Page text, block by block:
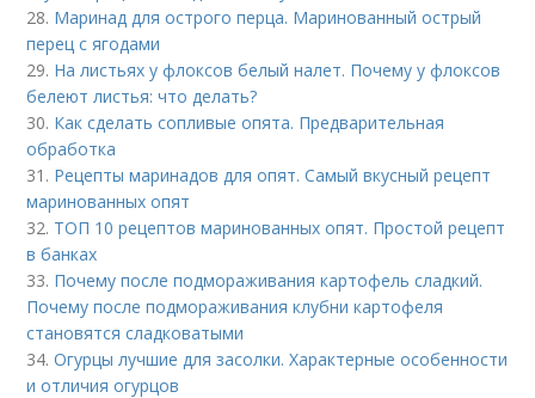
28. Маринад для острого перца. Маринованный острый
перец с ягодами
29. На листьях у флоксов белый налет. Почему у флоксов
белеют листья: что делать?
30. Как сделать сопливые опята. Предварительная
обработка
31. Рецепты маринадов для опят. Самый вкусный рецепт
маринованных опят
32. ТОП 10 рецептов маринованных опят. Простой рецепт
в банках
33. Почему после подмораживания картофель сладкий.
Почему после подмораживания клубни картофеля
становятся сладковатыми
34.Огурцы лучшие для засолки. Характерные особенности
и отличия огурцов